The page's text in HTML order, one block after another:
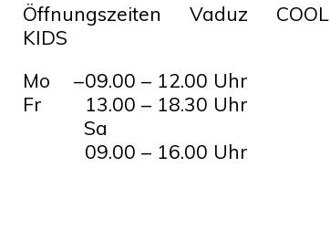
Öffnungszeiten Vaduz COOL
KIDS
Mo –
Fr
09.00 – 12.00 Uhr
13.00 – 18.30 Uhr
Sa
09.00 – 16.00 Uhr